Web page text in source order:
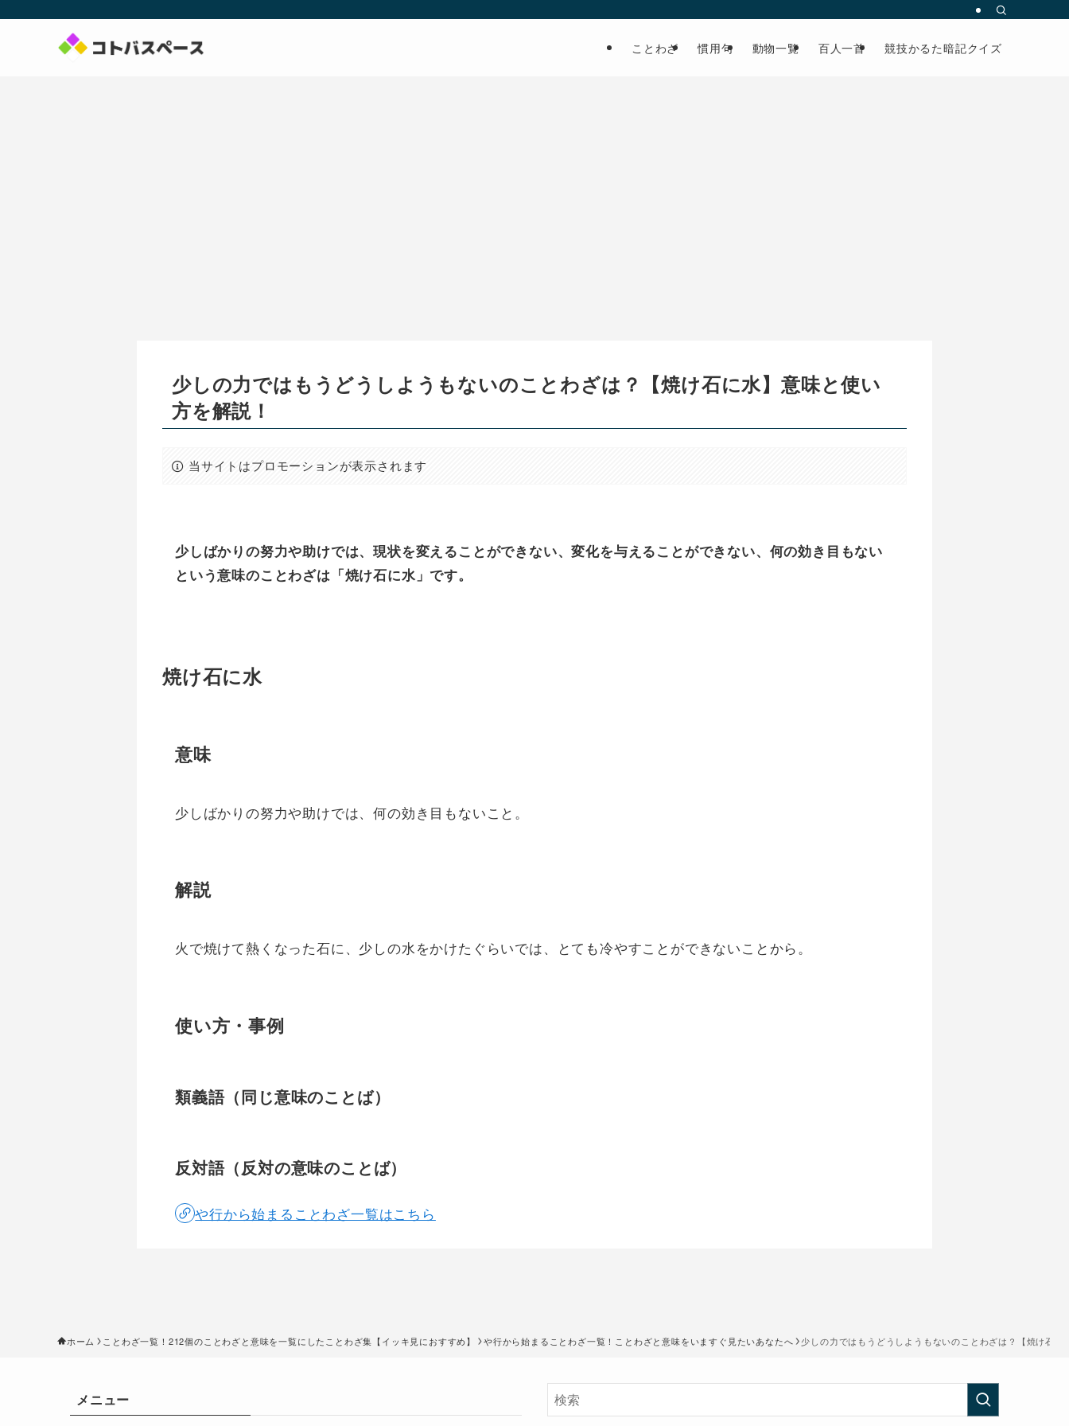
ことわざ 慣用句 動物一覧 百人一首 競技かるた暗記クイズ
少しの力ではもうどうしようもないのことわざは？【焼け石に水】意味と使い
方を解説！
当サイトはプロモーションが表示されます
少しばかりの努力や助けでは、現状を変えることができない、変化を与えることができない、何の効き目もない
という意味のことわざは「焼け石に水」です。
焼け石に水
意味
少しばかりの努力や助けでは、何の効き目もないこと。
解説
火で焼けて熱くなった石に、少しの水をかけたぐらいでは、とても冷やすことができないことから。
使い方・事例
類義語（同じ意味のことば）
反対語（反対の意味のことば）
や行から始まることわざ一覧はこちら
ホーム ことわざ一覧！212個のことわざと意味を一覧にしたことわざ集【イッキ見におすすめ】 や行から始まることわざ一覧！ことわざと意味をいますぐ見たいあなたへ 少しの力ではもうどうしようもないのことわざは？【焼け石に
メニュー